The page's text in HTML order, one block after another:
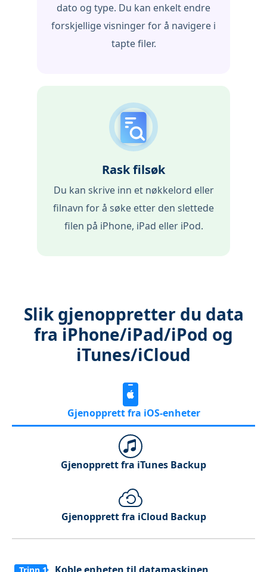
dato og type. Du kan enkelt endre
forskjellige visninger for å navigere i
tapte filer.
Rask filsøk
Du kan skrive inn et nøkkelord eller
filnavn for å søke etter den slettede
filen på iPhone, iPad eller iPod.
Slik gjenoppretter du data
fra iPhone/iPad/iPod og
iTunes/iCloud
Gjenopprett fra iOS-enheter
Gjenopprett fra iTunes Backup
Gjenopprett fra iCloud Backup